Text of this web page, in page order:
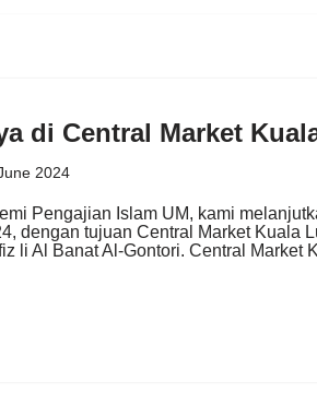
di Central Market
2024
Pengajian Islam UM, kami
dengan tujuan Central Market Kuala
li Al Banat Al-Gontori. Central Market